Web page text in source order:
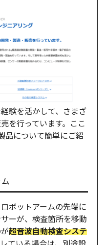
験を活かして、さまざ
を行っています。ここ
品について簡単にご紹
ボットアームの先端に
ーが、検査箇所を移動
超音波自動検査システ